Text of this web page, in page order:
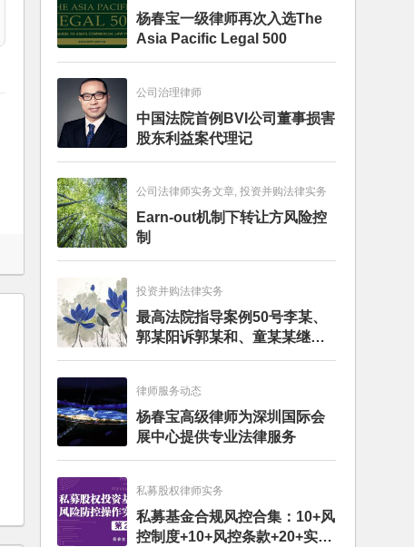
杨春宝一级律师再次入选The
Asia Pacific Legal 500
公司治理律师
中国法院首例BVI公司董事损害
股东利益案代理记
公司法律师实务文章, 投资并购法律实务
Earn-out机制下转让方风险控
制
投资并购法律实务
最高法院指导案例50号李某、
郭某阳诉郭某和、童某某继承
纠纷案
律师服务动态
杨春宝高级律师为深圳国际会
展中心提供专业法律服务
私募股权律师实务
私募基金合规风控合集：10+风
控制度+10+风控条款+20+实务